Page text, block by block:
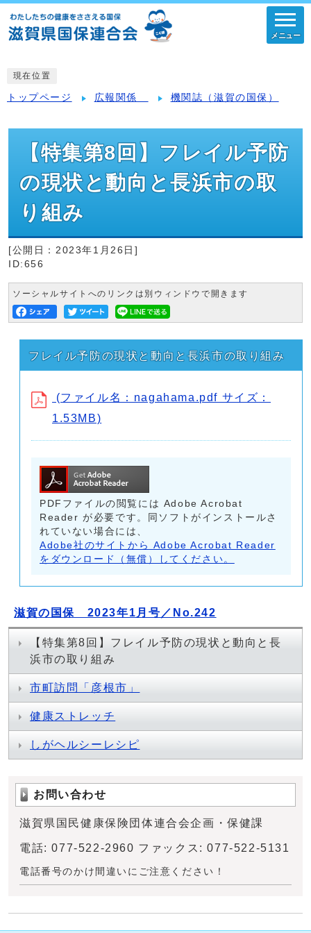
メニュー
現在位置
トップページ 広報関係 機関誌（滋賀の国保）
【特集第8回】フレイル予防
の現状と動向と長浜市の取
り組み
[公開日： 2023年1月26日 ]
ID:656
ソーシャルサイトへのリンクは別ウィンドウで開きます
フレイル予防の現状と動向と長浜市の取り組み
(ファイル名：nagahama.pdf サイズ：
1.53MB)
PDFファイルの閲覧には Adobe Acrobat
Reader が必要です。同ソフトがインストールさ
れていない場合には、
Adobe社のサイトから Adobe Acrobat Reader
をダウンロード（無償）してください。
滋賀の国保 2023年1月号／No.242
【特集第8回】フレイル予防の現状と動向と長
浜市の取り組み
市町訪問「彦根市」
健康ストレッチ
しがヘルシーレシピ
お問い合わせ
滋賀県国民健康保険団体連合会企画・保健課
電話: 077-522-2960 ファックス: 077-522-5131
電話番号のかけ間違いにご注意ください！